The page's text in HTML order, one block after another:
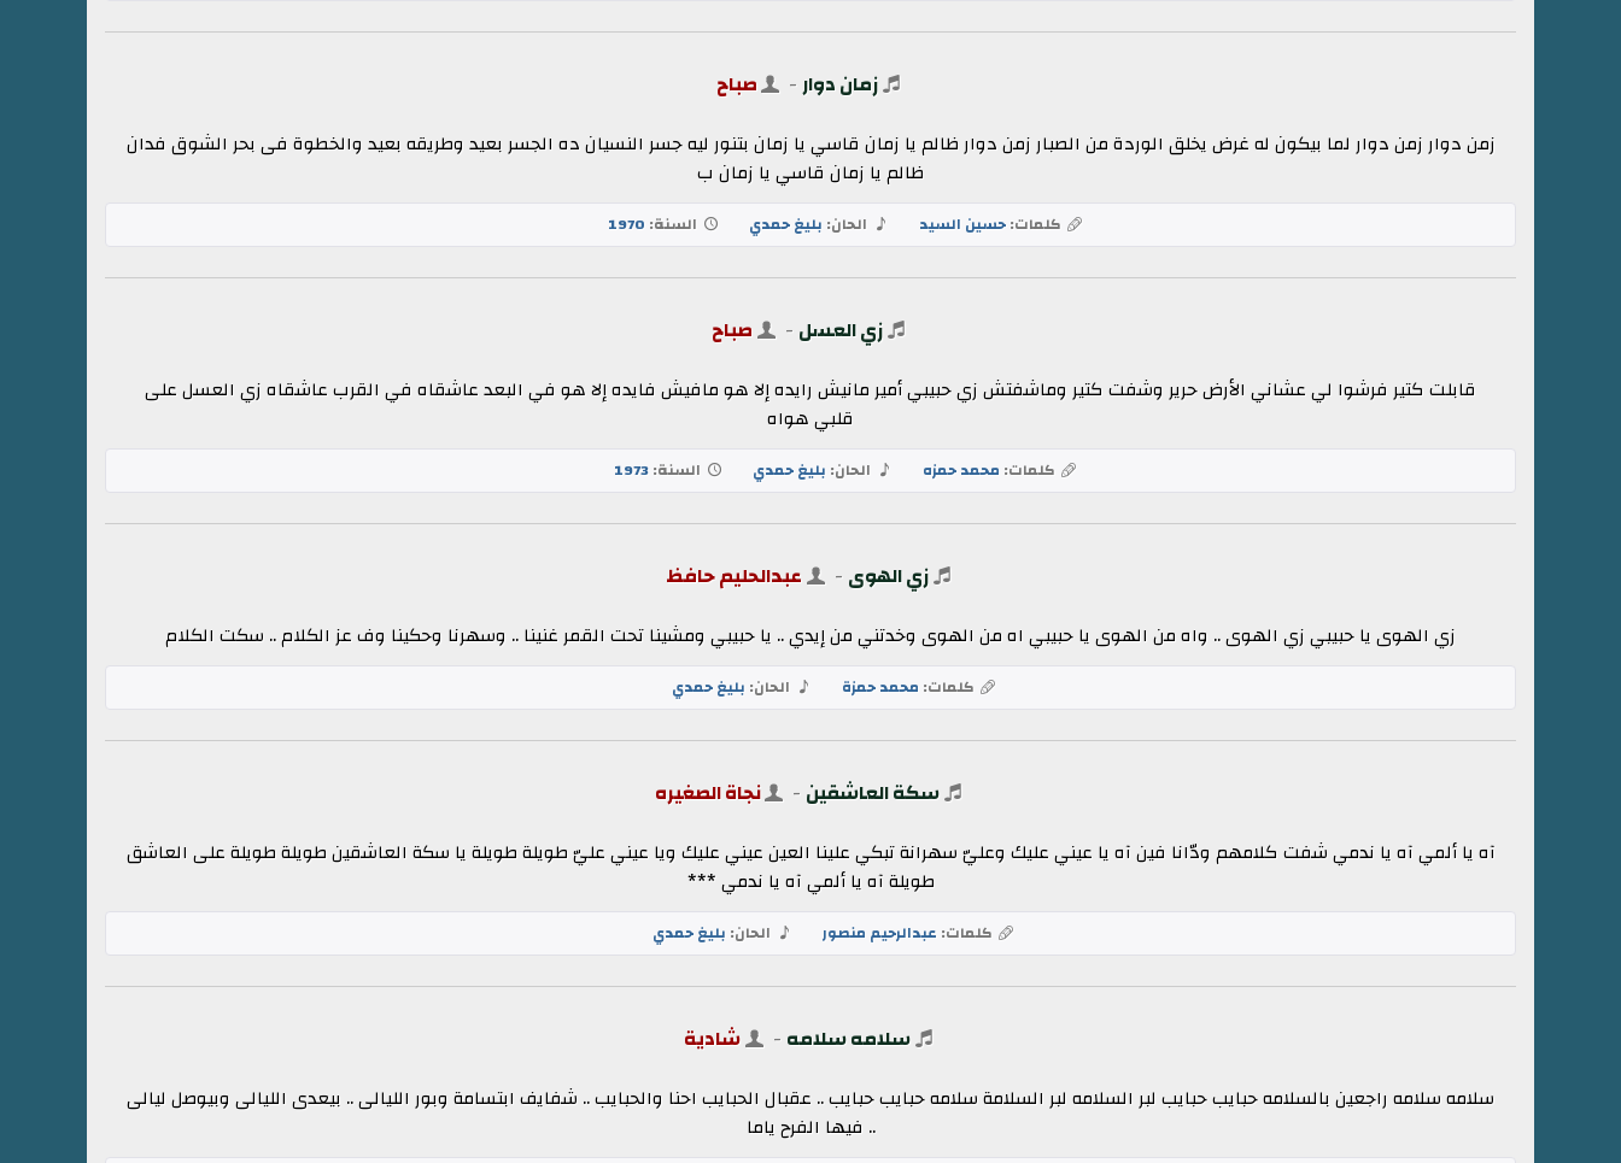
زمان دوار- صباح
زمن دوار زمن دوار لما بيكون له غرض يخلق الوردة من الصبار زمن دوار ظالم يا زمان قاسي يا زمان بتنور ليه جسر النسيان ده الجسر بعيد وطريقه بعيد والخطوة فى بحر الشوق فدان
ظالم يا زمان قاسي يا زمان ب
كلمات:حسين السيد الحان: بليغ حمدي السنة: 1970
زي العسل - صباح
قابلت كتير فرشوا لي عشاني الأرض حرير وشفت كتير وماشفتش زي حبيبي أمير مانيش رايده إلا هو مافيش فايده إلا هو في البعد عاشقاه في القرب عاشقاه زي العسل على
قلبي هواه
كلمات: محمد حمزه الحان: بليغ حمدي السنة:1973
زي الهوى - عبدالحليم حافظ
زي الهوى يا حبيبي زي الهوى .. واه من الهوى يا حبيبي اه من الهوى وخدتني من إيدي .. يا حبيبي ومشينا تحت القمر غنينا .. وسهرنا وحكينا وف عز الكلام .. سكت الكلام
كلمات: محمد حمزة الحان: بليغ حمدي
سكة العاشقين - نجاة الصغيره
آه يا ألمي آه يا ندمي شفت كلامهم ودّانا فين آه يا عيني عليك وعليّ سهرانة تبكي علينا العين عيني عليك ويا عيني عليّ طويلة طويلة يا سكة العاشقين طويلة طويلة على العاشق
طويلة آه يا ألمي آه يا ندمي ***
كلمات: عبدالرحيم منصور الحان: بليغ حمدي
سلامه سلامه - شادية
سلامه سلامه راجعين بالسلامه حبايب حبايب لبر السلامه لبر السلامة سلامه حبايب حبايب .. عقبال الحبايب احنا والحبايب .. شفايف ابتسامة وبور الليالى .. بيعدى الليالى وبيوصل ليالى
.. فيها الفرح ياما